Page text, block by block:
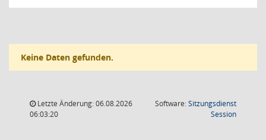
Keine Daten gefunden.
Letzte Änderung: 06.08.2026
06:03:20
Software:Sitzungsdienst
Session(Wird in